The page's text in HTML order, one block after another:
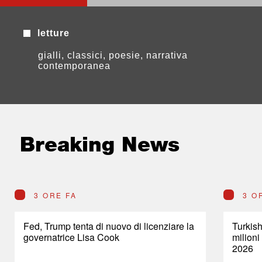
letture
gialli, classici, poesie, narrativa
contemporanea
Breaking News
3 ORE FA
Fed, Trump tenta di nuovo di licenziare la
governatrice Lisa Cook
3
2026